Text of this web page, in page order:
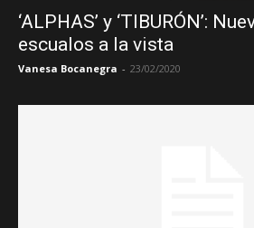
‘ALPHAS’ y ‘TIBURÓN’:
escualos a la vista
Vanesa Bocanegra - 23/02/2020